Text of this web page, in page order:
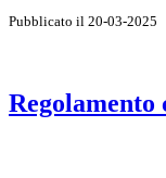
Pubblicato il 20-03-2025
Regolamento